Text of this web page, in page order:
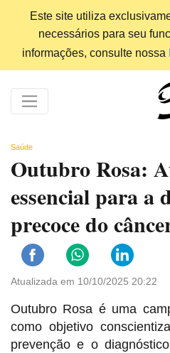
Este site utiliza
necessários para seu
informações, consulte nossa
Saúde
Outubro Rosa:
essencial para a
precoce do
Atualizada em 10/10/2025 20:22
Outubro Rosa é uma
como objetivo
prevenção e o